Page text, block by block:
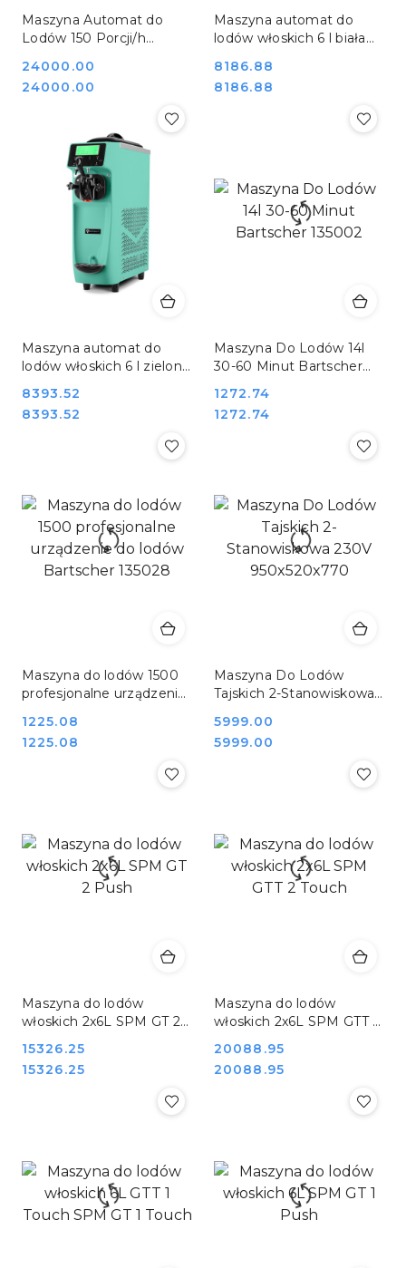
Maszyna Automat do
Lodów 150 Porcji/h
Chłodzenie Powietrzne
Ice-cream AP Polska
Cena:
24000.00
Cena:
24000.00
Maszyna automat do
lodów włoskich 6 l biała
Cena:
8186.88
Cena:
8186.88
Maszyna automat do
lodów włoskich 6 l zielona
Cena:
8393.52
Cena:
8393.52
Maszyna Do Lodów 14l
30-60 Minut Bartscher
Cena:
1272.74
Cena:
1272.74
Maszyna do lodów 1500
profesjonalne urządzenie
135028
Cena:
1225.08
Cena:
1225.08
Maszyna Do Lodów
Tajskich 2-Stanowiskowa
Cena:
5999.00
Cena:
5999.00
Maszyna do lodów
włoskich 2x6L SPM GT 2
Cena:
15326.25
Cena:
15326.25
Maszyna do lodów
włoskich 2x6L SPM GTT 2
Cena:
20088.95
Cena:
20088.95